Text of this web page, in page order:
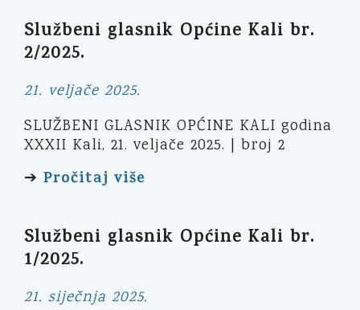
Službeni glasnik Općine Kali br.
2/2025.
21. veljače 2025.
SLUŽBENI GLASNIK OPĆINE KALI godina
XXXII Kali, 21. veljače 2025. | broj 2
➔ Pročitaj više
Službeni glasnik Općine Kali br.
1/2025.
21. siječnja 2025.